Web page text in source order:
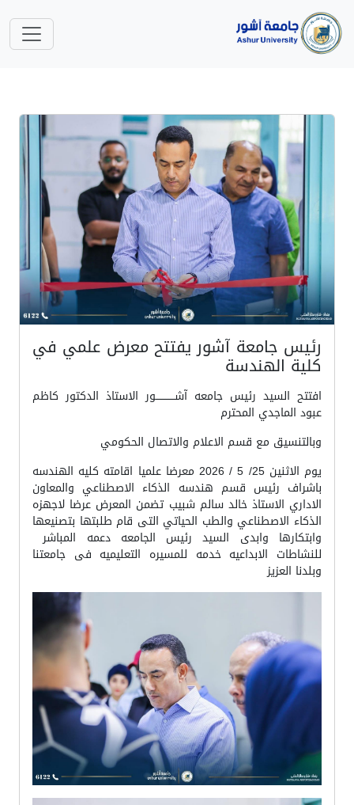
رئيس جامعة آشور يفتتح معرض علمي في
كلية الهندسة
افتتح السيد رئيس جامعه آشــــــــــــور الاستاذ الدكتور كاظم
عبود الماجدي المحترم
وبالتنسيق مع قسم الاعلام والاتصال الحكومي
يوم الاثنين 25/ 5 / 2026 معرضا علميا اقامته كليه الهندسه
باشراف رئيس قسم هندسه الذكاء الاصطناعي والمعاون
الاداري الاستاذ خالد سالم شبيب تضمن المعرض عرضا لاجهزه
الذكاء الاصطناعي والطب الحياتي التى قام طلبتها بتصنيعها
وابتكارها وابدى السيد رئيس الجامعه دعمه المباشر
للنشاطات الابداعيه خدمه للمسيره التعليميه فى جامعتنا
وبلدنا العزيز